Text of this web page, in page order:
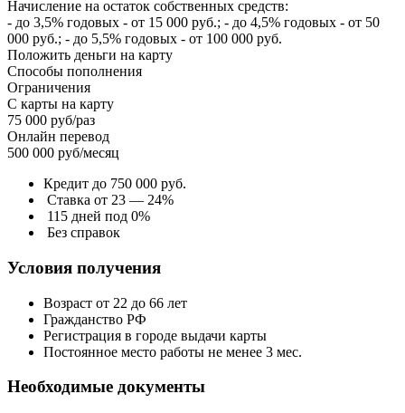
Начисление на остаток собственных средств:
- до 3,5% годовых - от 15 000 руб.; - до 4,5% годовых - от 50
000 руб.; - до 5,5% годовых - от 100 000 руб.
Положить деньги на карту
Способы пополнения
Ограничения
С карты на карту
75 000 руб/раз
Онлайн перевод
500 000 руб/месяц
Кредит до 750 000 руб.
Ставка от 23 — 24%
115 дней под 0%
Без справок
Условия получения
Возраст от 22 до 66 лет
Гражданство РФ
Регистрация в городе выдачи карты
Постоянное место работы не менее 3 мес.
Необходимые документы